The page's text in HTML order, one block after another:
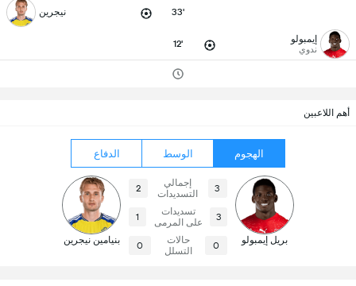
33' نيجرين
إيمبولو
ندوي 12'
أهم اللاعبين
الهجوم الوسط الدفاع
بريل إيمبولو
3
إجمالي
التسديدات
2
3
تسديدات
على المرمى
1
0
حالات
التسلل
0 بنيامين نيجرين